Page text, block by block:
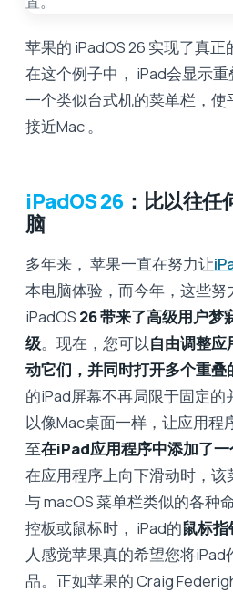
苹果的 iPadOS 26 实现了真正
在这个例子中， iPad会显示
一个类似台式机的菜单栏，
接近Mac 。
iPadOS 26 ：比以往
脑
多年来， 苹果一直在努力让
本电脑体验，而今年，这些努
iPadOS 26 带来了高级用户梦
级。现在，您可以自由调整
动它们，并同时打开多个重叠
的iPad屏幕不再局限于固定
以像Mac桌面一样，让应用程
至在iPad应用程序中添加了一
在应用程序上向下滑动时，
与 macOS 菜单栏类似的各种
控板或鼠标时， iPad的鼠标
人感觉苹果真的希望您将
品。正如苹果的 Craig